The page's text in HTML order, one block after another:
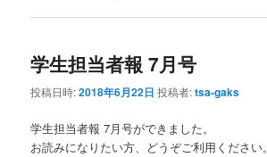
学生担当者報 7月号
投稿日時:2018年6月22日 投稿者:tsa-gaks
学生担当者報 7月号ができました。
お読みになりたい方、どうぞご利用ください。